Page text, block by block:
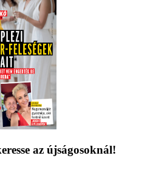
az újságosoknál!